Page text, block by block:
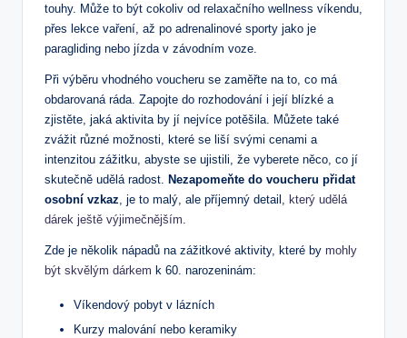
touhy. Může to být cokoliv od relaxačního wellness víkendu,
přes lekce vaření, až po adrenalinové sporty jako je
paragliding nebo jízda v závodním voze.
Při výběru vhodného voucheru se zaměřte na to, co má
obdarovaná ráda. Zapojte do rozhodování i její blízké a
zjistěte, jaká aktivita by jí nejvíce potěšila. Můžete také
zvážit různé možnosti, které se liší svými cenami a
intenzitou zážitku, abyste se ujistili, že vyberete něco, co jí
skutečně udělá radost.
Nezapomeňte do voucheru přidat
osobní vzkaz , je to malý, ale příjemný detail,
který udělá
dárek ještě výjimečnějším
Zde je několik nápadů na zážitkové aktivity, které by mohly
být skvělým dárkem k 60. narozeninám:
Víkendový pobyt v lázních
Kurzy malování nebo keramiky